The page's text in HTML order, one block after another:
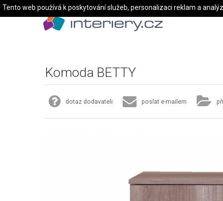
Komoda BETTY
dotaz dodavateli poslat e-mailem
Tento web používá k poskytování služeb, personalizaci reklam a